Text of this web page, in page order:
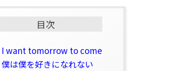
目次
I want tomorrow to come
僕は僕を好きになれない